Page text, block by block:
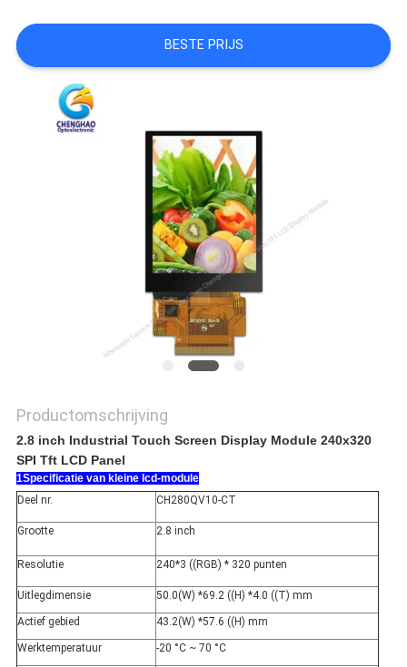
POLICY
BESTE PRIJS
Productomschrijving
2.8 inch Industrial Touch Screen Display Module 240x320
SPI Tft LCD Panel
1Specificatie van kleine lcd-module
Deel nr.
CH280QV10-CT
Grootte 2.8 inch
Resolutie 240*3 ((RGB) * 320 punten
Uitlegdimensie 50.0(W) *69.2 ((H) *4.0 ((T) mm
Actief gebied 43.2(W) *57.6 ((H) mm
Werktemperatuur -20 °C ~ 70 °C